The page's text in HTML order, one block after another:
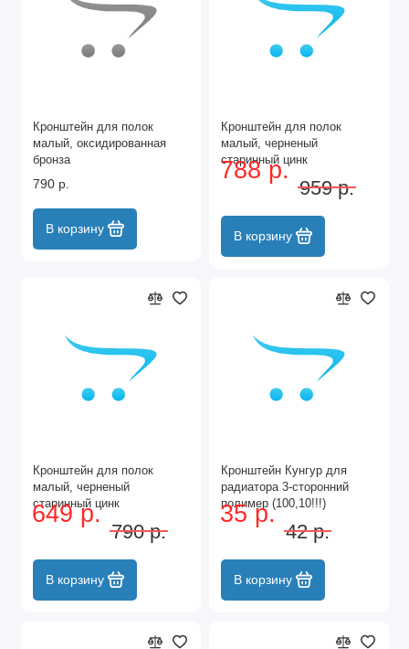
Кронштейн для полок
малый, оксидированная
бронза
790 р.
В корзину
Кронштейн для полок
малый, черненый
старинный цинк
788 р.
959 р.
В корзину
Кронштейн для полок
малый, черненый
старинный цинк
649 р.
790 р.
В корзину
Кронштейн Кунгур для
радиатора 3-сторонний
полимер (100,10!!!)
35 р.
42 р.
В корзину